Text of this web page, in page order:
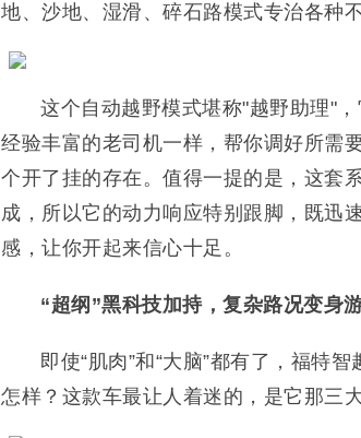
地、沙地、湿滑、碎石路模式专治各种
这个自动越野模式堪称"越野助理"
经验丰富的老司机一样，帮你调好所需
个开了挂的存在。值得一提的是，这套
成，所以它的动力响应特别跟脚，既迅
感，让你开起来信心十足。
“超纲”黑科技加持，复杂路况变身
即使“肌肉”和“大脑”都有了，福特
怎样？这款车最让人着迷的，是它那三